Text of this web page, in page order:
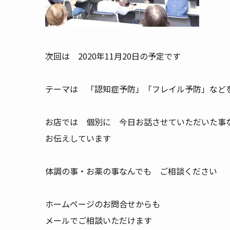
次回は 2020年11月20日の予定です
テーマは 「認知症予防」「フレイル予防」など
お店では 個別に 今日お話させていただいた事
お伝えしています
体調の事・お薬の事なんでも ご相談ください
ホームページのお問合せからも
メールでご相談いただけます